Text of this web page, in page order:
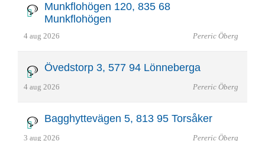
Munkflohögen 120, 835 68
Munkflohögen
4 aug 2026 Pereric Öberg
Övedstorp 3, 577 94 Lönneberga
4 aug 2026 Pereric Öberg
Bagghyttevägen 5, 813 95 Torsåker
3 aug 2026 Pereric Öberg